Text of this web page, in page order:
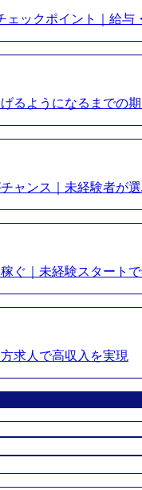
ェックポイント｜給与
るようになるまでの
ャンス｜未経験者が
稼ぐ｜未経験スター
求人で高収入を実現